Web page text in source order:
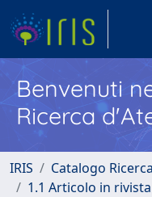
Benvenuti
Ricerca
IRIS Catalogo Ricerca
1.1 Articolo in rivista